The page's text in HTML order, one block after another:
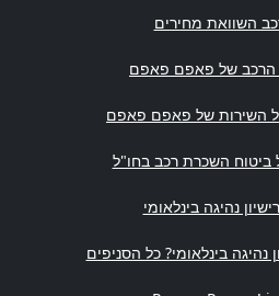
השוואת מחירים
הרכב של פאפם פאפם
השירות של פאפם פאפם
ביטוח השכרת רכב בחו"ל
נהיגה בינלאומי
נהיגה בינלאומי? כל הסניפים